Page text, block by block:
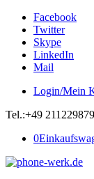
Facebook
Twitter
Skype
LinkedIn
Mail
Login/Mein
Tel.:+49
0